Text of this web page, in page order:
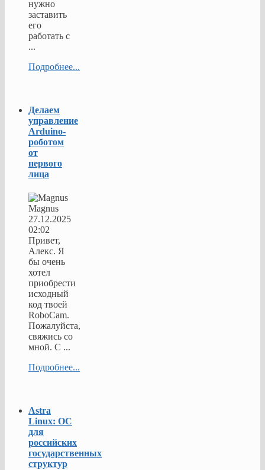
нужно
заставить
его
работать с
...
Подробнее...
Делаем
управление
Arduino-
роботом
от
первого
лица
Magnus
27.12.2025
02:02
Привет,
Алекс. Я
бы очень
хотел
приобрести
исходный
код твоей
RoboCam.
Пожалуйста,
свяжись со
мной. С ...
Подробнее...
Astra
Linux: ОС
для
российских
государственных
структур